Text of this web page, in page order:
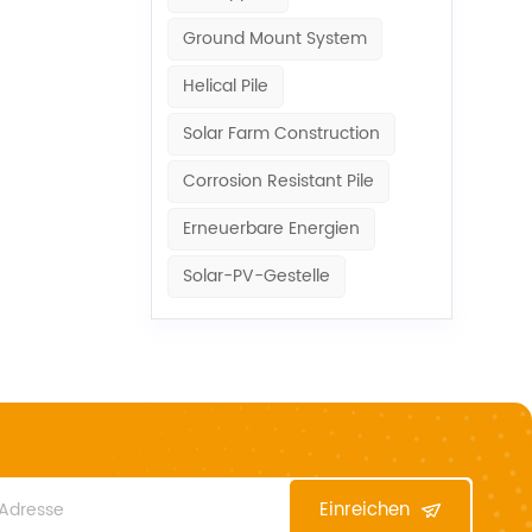
Ground Mount System
Helical Pile
Solar Farm Construction
Corrosion Resistant Pile
Erneuerbare Energien
Solar-PV-Gestelle
Einreichen